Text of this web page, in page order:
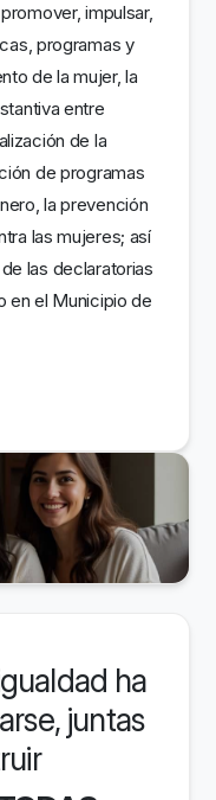
impulsar,
programas y
de la mujer, la
entre
de la
de programas
la prevención
las mujeres; así
las declaratorias
en el Municipio de
ha
juntas